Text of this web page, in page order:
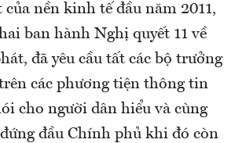
của nền kinh tế đầu năm 2011,
ban hành Nghị quyết 11 về
đã yêu cầu tất các bộ trưởng
các phương tiện thông tin
cho người dân hiểu và cùng
đứng đầu Chính phủ khi đó còn